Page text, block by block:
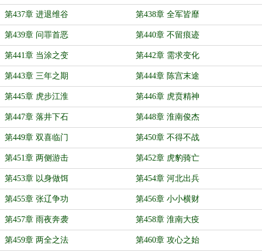
第437章 进退维谷 第438章 全军皆靡
第439章 问罪首恶 第440章 不留痕迹
第441章 当涂之变 第442章 需求变化
第443章 三年之期 第444章 陈宫末途
第445章 虎步江淮 第446章 虎贲精神
第447章 落井下石 第448章 淮南俊杰
第449章 双喜临门 第450章 不得不战
第451章 两侧游击 第452章 虎豹骑亡
第453章 以身做饵 第454章 河北出兵
第455章 张辽争功 第456章 小小横财
第457章 雨夜奔袭 第458章 淮南大疫
第459章 两全之法 第460章 攻心之始